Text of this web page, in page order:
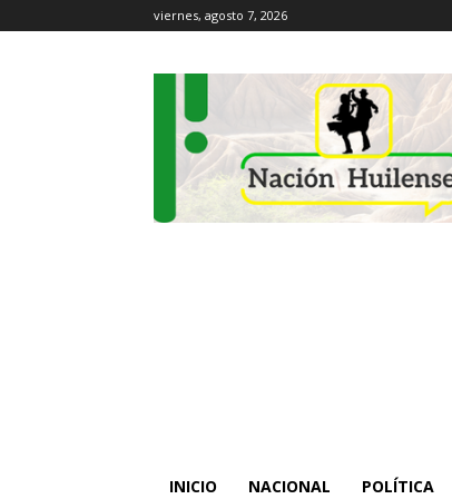
viernes, agosto 7, 2026
INICIO NACIONAL POLÍTICA